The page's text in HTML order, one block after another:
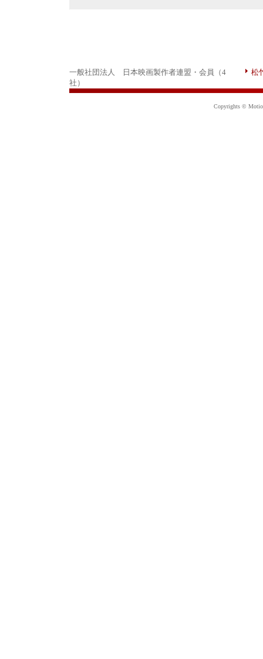
一般社団法人 日本映画製作者連盟・会員（4
社）
松
Copyrights ©